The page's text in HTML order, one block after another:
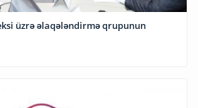
üzrə əlaqələndirmə qrupunun